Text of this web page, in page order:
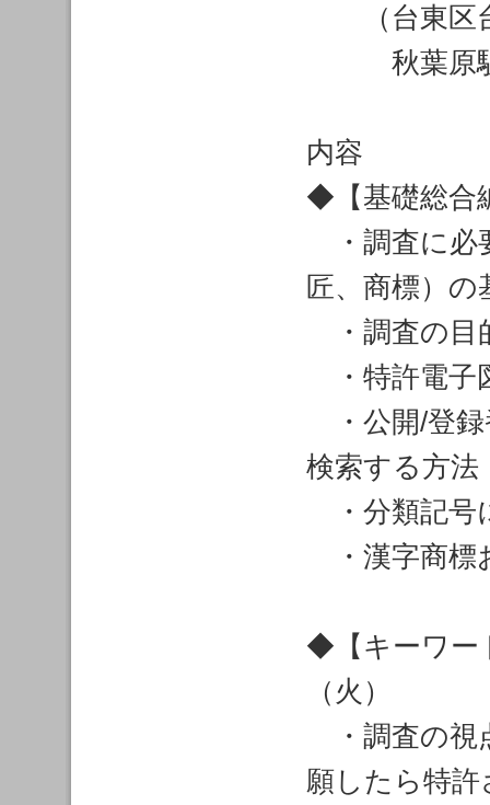
（台東区台
秋葉原駅
内容
◆【基礎総合
・調査に必
匠、商標）の
・調査の目
・特許電子
・公開/登録
検索する方法
・分類記号
・漢字商標
◆【キーワー
（火）
・調査の視
願したら特